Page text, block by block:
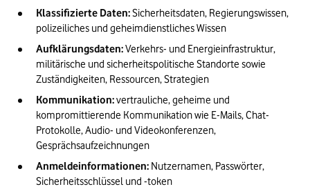
Klassifizierte Daten: Sicherheitsdaten, Regierungswissen,
polizeiliches und geheimdienstliches Wissen
Aufklärungsdaten: Verkehrs- und Energieinfrastruktur,
militärische und sicherheitspolitische Standorte sowie
Zuständigkeiten, Ressourcen, Strategien
Kommunikation: vertrauliche, geheime und
kompromittierende Kommunikation wie E-Mails, Chat-
Protokolle, Audio- und Videokonferenzen,
Gesprächsaufzeichnungen
Anmeldeinformationen: Nutzernamen, Passwörter,
Sicherheitsschlüssel und -token